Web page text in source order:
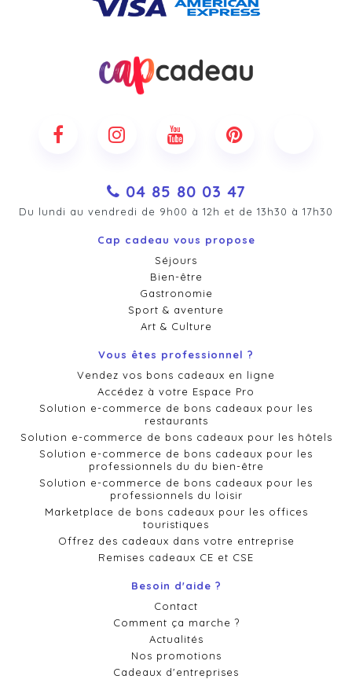
04 85 80 03 47
Du lundi au vendredi de 9h00 à 12h et de 13h30 à 17h30
Cap cadeau vous propose
Séjours
Bien-être
Gastronomie
Sport & aventure
Art & Culture
Vous êtes professionnel ?
Vendez vos bons cadeaux en ligne
Accédez à votre Espace Pro
Solution e-commerce de bons cadeaux pour les
restaurants
Solution e-commerce de bons cadeaux pour les hôtels
Solution e-commerce de bons cadeaux pour les
professionnels du du bien-être
Solution e-commerce de bons cadeaux pour les
professionnels du loisir
Marketplace de bons cadeaux pour les offices
touristiques
Offrez des cadeaux dans votre entreprise
Remises cadeaux CE et CSE
Besoin d'aide ?
Contact
Comment ça marche ?
Actualités
Nos promotions
Cadeaux d'entreprises